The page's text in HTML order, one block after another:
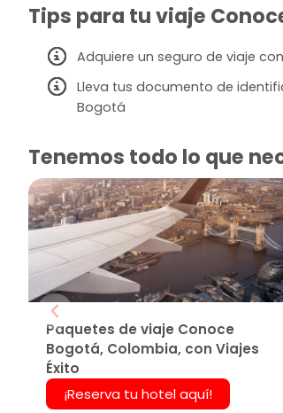
Tips para tu viaje
Adquiere un seguro de viaje
Lleva tus documento de
Bogotá
Tenemos todo lo que
Paquetes de viaje Conoce
Bogotá, Colombia, con Viajes
Éxito
¡Reserva tu hotel aquí!